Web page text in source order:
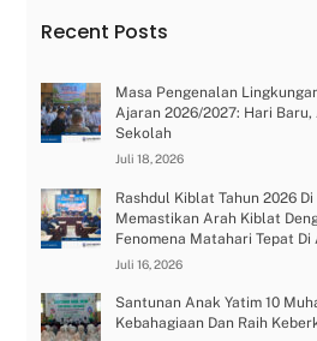
Recent Posts
Masa Pengenalan
Ajaran 2026/2027: Hari Baru,
Sekolah
Juli 18, 2026
Rashdul Kiblat Tahun 2026
Memastikan Arah Kiblat
Fenomena Matahari Tepat Di
Juli 16, 2026
Santunan Anak Yatim 10
Kebahagiaan Dan Raih